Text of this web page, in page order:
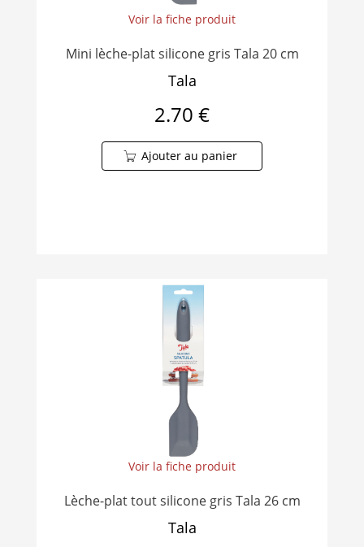
Voir la fiche produit
Mini lèche-plat silicone gris Tala 20 cm
Tala
2.70 €
Ajouter au panier
Voir la fiche produit
Lèche-plat tout silicone gris Tala 26 cm
Tala